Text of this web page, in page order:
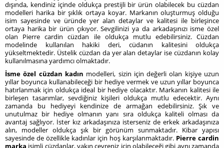
dışında, kendiniz içinde oldukça prestijli bir ürün olabilecek bu cüzdan
modelleri harika bir şıklık ortaya koyar. Markanın oluşturmuş olduğu
isim sayesinde ve üründe yer alan detaylar ve kalitesi ile birleşince
ortaya harika bir ürün çıkıyor. Sevgilinizi ya da arkadaşınızı isme özel
olan Pierre cardin cüzdan ile oldukça mutlu edebilirsiniz. Cüzdan
modelinde kullanılan hakiki deri, cüdanın kalitesini oldukça
yükseltmektedir. Üstelik cüzdan da yer alan detaylar ise cüzdanın kolay
kullanılmasına yardımcı olmaktadır.
İsme özel cüzdan kadın modelleri, sizin için değerli olan kişiye uzun
yıllar boyunca kullanabileceği bir hediye vermek ve uzun yıllar boyunca
hatırlanmak için oldukça ideal bir hediye olacaktır. Markanın kalitesi ile
birleşen tasarımlar, sevdiğiniz kişileri oldukça mutlu edecektir. Aynı
zamanda bu hediyeyi kendinize de armağan edebilirsiniz. Şık ve
unutulmaz bir hediye olmanın yanı sıra oldukça kaliteli olması da
avantaj sağlıyor. İster kız arkadaşınıza isterseniz de erkek arkadaşınıza
alın, modeller oldukça şık bir görünüm sunmaktadır. Kibar yapısı
sayesinde de özellikle kadınlar için hoş karşılanmaktadır. Pierre cardin
marka isimli cüzdanlar, yakın çevreniz için olabileceği gibi aynı zamanda